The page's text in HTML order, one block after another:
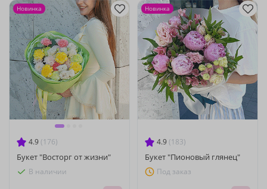
4.9 (176)
Букет "Восторг от жизни"
В наличии
Новинка
4.9 (183)
Букет "Пионовый глянец"
Под заказ
Новинка